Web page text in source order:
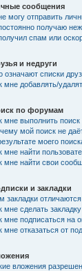
сообщения
могу отправить
получаю
спам или
и недруги
означают списки
мне добавлять/
по форумам
мне выполнить
мой поиск не
моего
мне найти
мне найти свои
и закладки
закладки
мне сделать
мне подписаться на
мне отказаться от
вложения